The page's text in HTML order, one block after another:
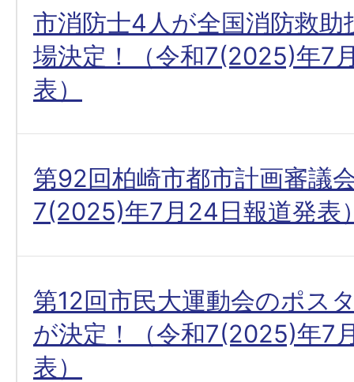
市消防士4人が全国消防救助
場決定！（令和7(2025)年7
表）
第92回柏崎市都市計画審議
7(2025)年7月24日報道発表
第12回市民大運動会のポス
が決定！（令和7(2025)年7
表）